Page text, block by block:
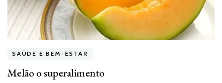
SAÚDE E BEM-ESTAR
Melão o superalimento